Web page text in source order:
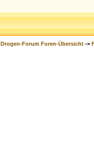
Drogen-Forum Foren-Übersicht ->